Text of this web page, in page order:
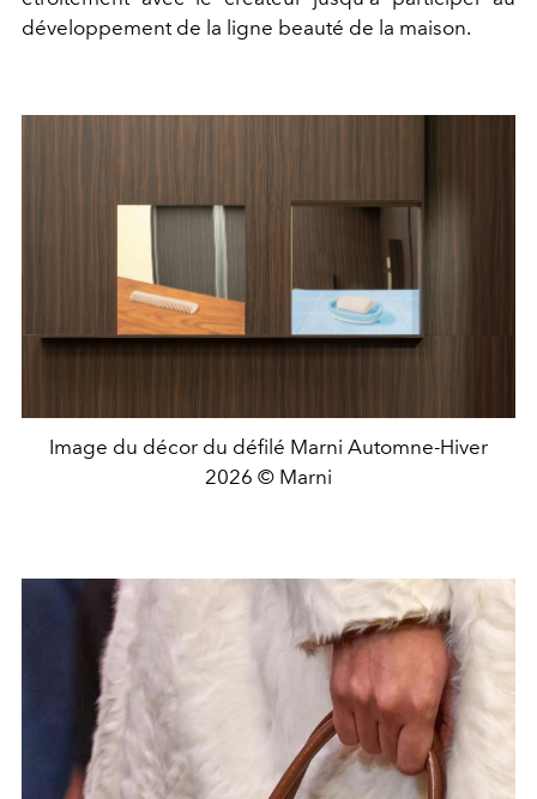
développement de la ligne beauté de la maison.
Image du décor du défilé Marni Automne-Hiver
2026 © Marni